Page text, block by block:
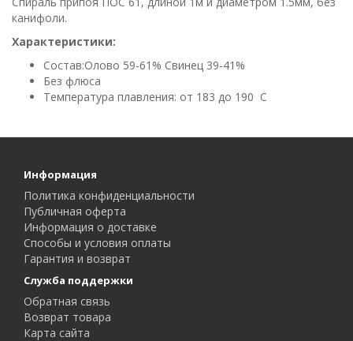
канифоли.
Характеристики:
Состав:Олово 59-61% Свинец 39-41%
Без флюса
Температура плавления: от 183 до 190 С
Информация
Политика конфиденциальности
Публичная оферта
Информация о доставке
Способы и условия оплаты
Гарантия и возврат
Служба поддержки
Обратная связь
Возврат товара
Карта сайта